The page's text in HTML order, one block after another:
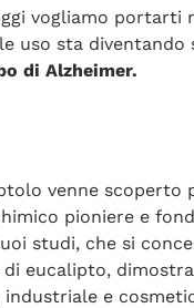
vogliamo portarti
uso sta
di Alzheimer.
venne
pioniere e
studi, che si
di eucalipto,
industriale e